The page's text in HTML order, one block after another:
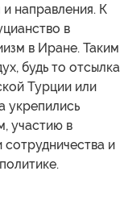
направления. К
в
в Иране. Таким
будь то отсылка
Турции или
укрепились
участию в
и